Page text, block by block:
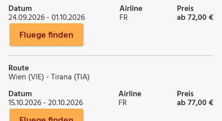
Datum
24.09.2026 - 01.10.2026
Airline
FR
Preis
ab 72,00 €
Fluege finden
Route
Wien (VIE) - Tirana (TIA)
Datum
15.10.2026 - 20.10.2026
Airline
FR
Preis
ab 77,00 €